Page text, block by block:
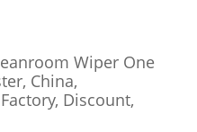
Wiper One
China,
Discount,